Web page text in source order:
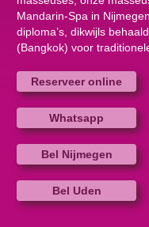
Mandarin-Spa in
diploma’s, dikwijls
(Bangkok) voor
Reserveer online
Whatsapp
Bel Nijmegen
Bel Uden